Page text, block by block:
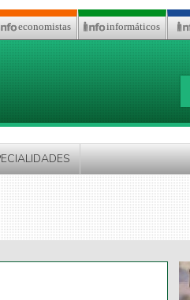
economistas informáticos